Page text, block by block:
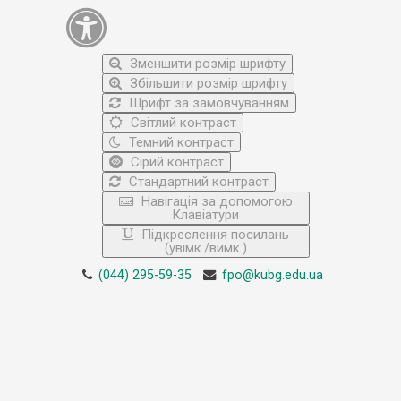
Зменшити розмір шрифту
Збільшити розмір шрифту
Шрифт за замовчуванням
Світлий контраст
Темний контраст
Сірий контраст
Стандартний контраст
Навігація за допомогою
Клавіатури
Підкреслення посилань
(увімк./вимк.)
(044) 295-59-35 fpo@kubg.edu.ua